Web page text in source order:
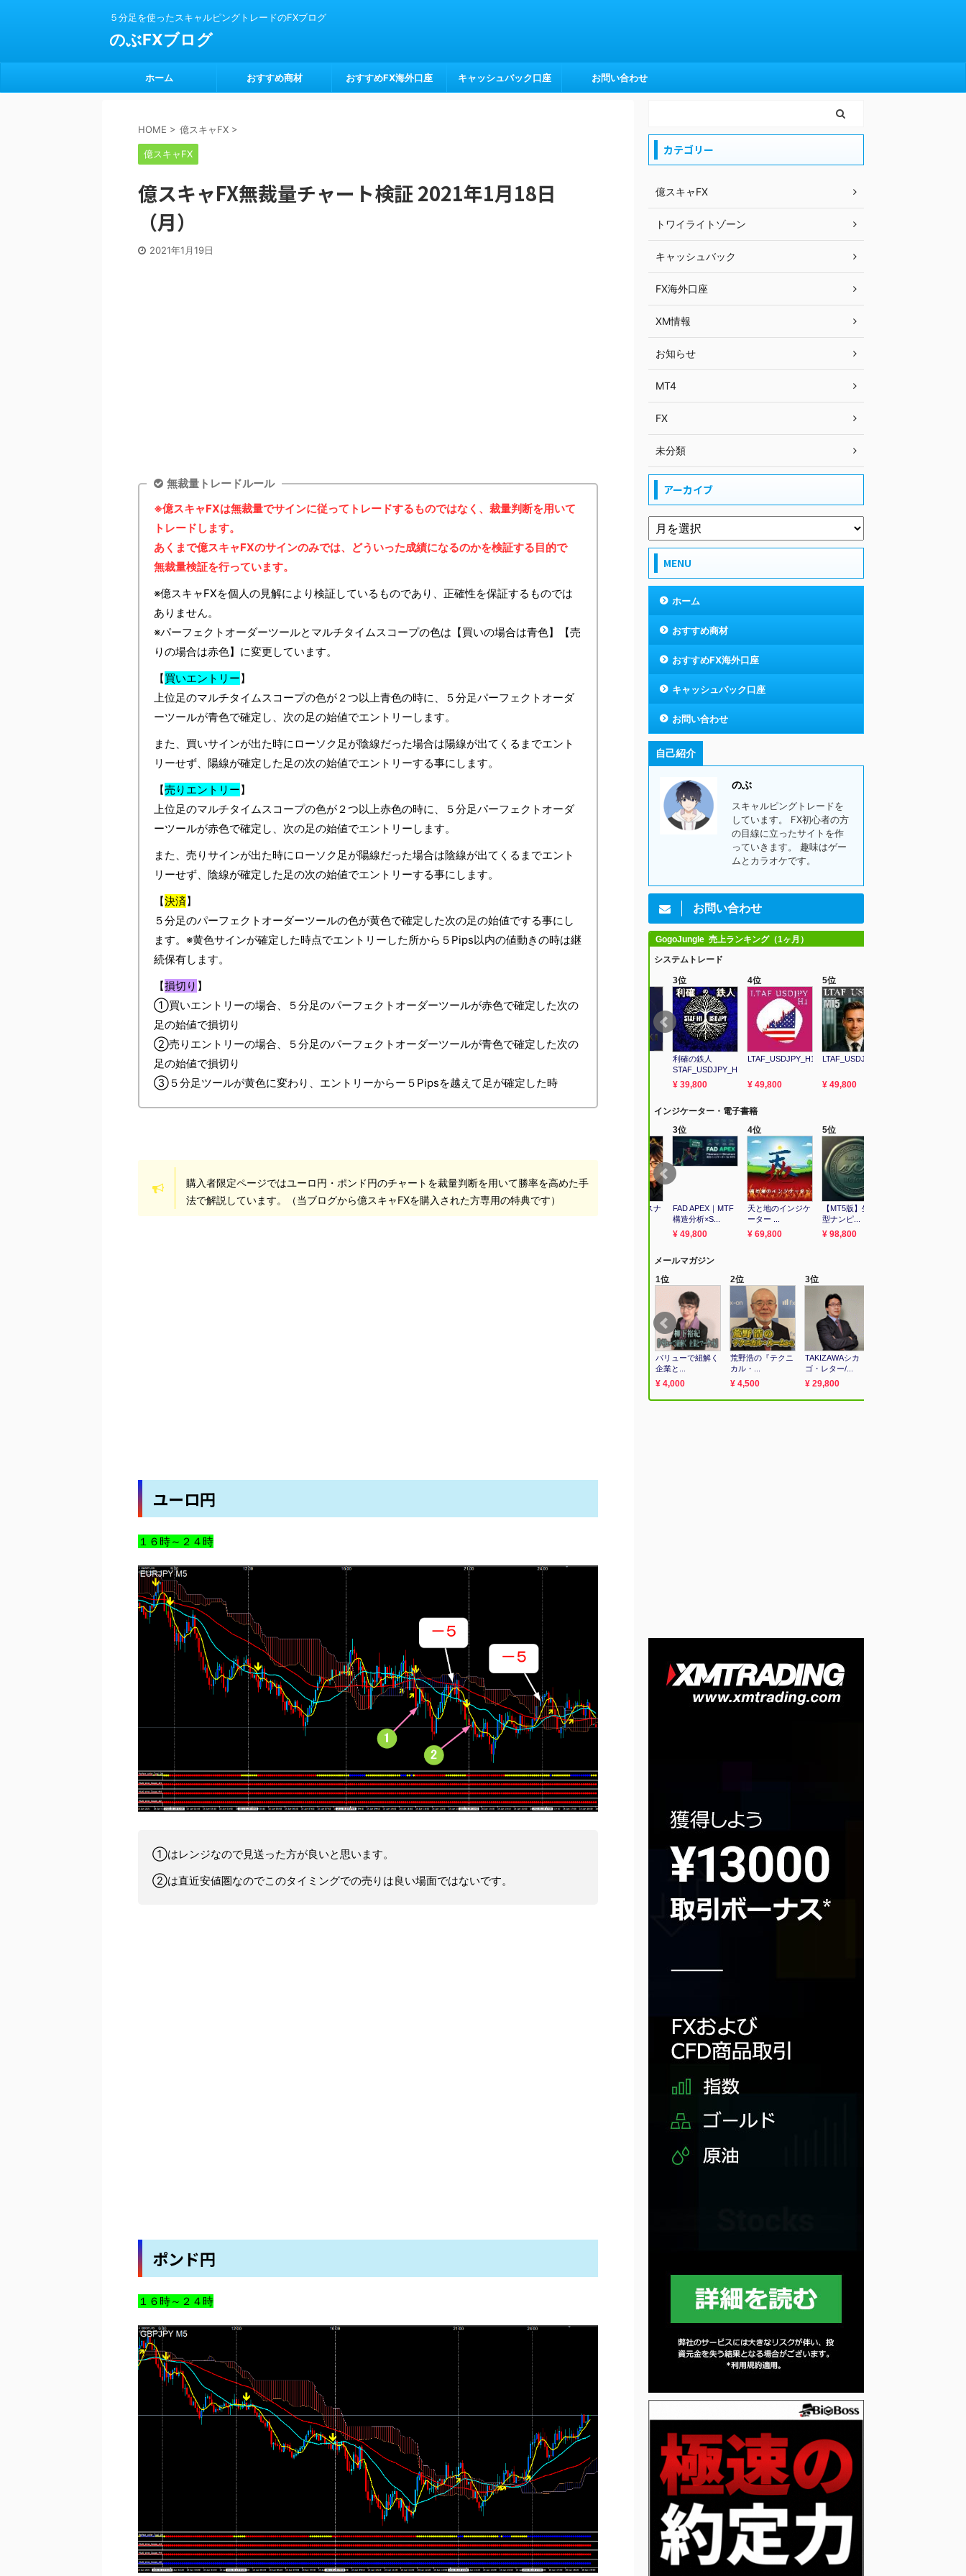
５分足を使ったスキャルピングトレードのFXブログ
のぶFXブログ
ホーム おすすめ商材 おすすめFX海外口座 キャッシュバック口座 お問い合わせ
HOME > 億スキャFX >
億スキャFX
億スキャFX無裁量チャート検証 2021年1月18日
（月）
2021年1月19日
無裁量トレードルール
※億スキャFXは無裁量でサインに従ってトレードするものではなく、裁量判断を用いて
トレードします。
あくまで億スキャFXのサインのみでは、どういった成績になるのかを検証する目的で
無裁量検証を行っています。
※億スキャFXを個人の見解により検証しているものであり、正確性を保証するものでは
ありません。
※パーフェクトオーダーツールとマルチタイムスコープの色は【買いの場合は青色】【売
りの場合は赤色】に変更しています。
【買いエントリー】
上位足のマルチタイムスコープの色が２つ以上青色の時に、５分足パーフェクトオーダ
ーツールが青色で確定し、次の足の始値でエントリーします。
また、買いサインが出た時にローソク足が陰線だった場合は陽線が出てくるまでエント
リーせず、陽線が確定した足の次の始値でエントリーする事にします。
【売りエントリー】
上位足のマルチタイムスコープの色が２つ以上赤色の時に、５分足パーフェクトオーダ
ーツールが赤色で確定し、次の足の始値でエントリーします。
また、売りサインが出た時にローソク足が陽線だった場合は陰線が出てくるまでエント
リーせず、陰線が確定した足の次の始値でエントリーする事にします。
【決済】
５分足のパーフェクトオーダーツールの色が黄色で確定した次の足の始値でする事にし
ます。※黄色サインが確定した時点でエントリーした所から５Pips以内の値動きの時は継
続保有します。
【損切り 】
①買いエントリーの場合、５分足のパーフェクトオーダーツールが赤色で確定した次の
足の始値で損切り
②売りエントリーの場合、５分足のパーフェクトオーダーツールが青色で確定した次の
足の始値で損切り
③５分足ツールが黄色に変わり、エントリーからー５Pipsを越えて足が確定した時
購入者限定ページではユーロ円・ポンド円のチャートを裁量判断を用いて勝率を高めた手
法で解説しています。（当ブログから億スキャFXを購入された方専用の特典です）
ユーロ円
１６時～２４時
①はレンジなので見送った方が良いと思います。
②は直近安値圏なのでこのタイミングでの売りは良い場面ではないです。
ポンド円
１６時～２４時
カテゴリー
億スキャFX
トワイライトゾーン
キャッシュバック
FX海外口座
XM情報
お知らせ
MT4
FX
未分類
アーカイブ
MENU
ホーム
おすすめ商材
おすすめFX海外口座
キャッシュバック口座
お問い合わせ
自己紹介
のぶ
スキャルピングトレードを
しています。 FX初心者の方
の目線に立ったサイトを作
っていきます。 趣味はゲー
ムとカラオケです。
お問い合わせ